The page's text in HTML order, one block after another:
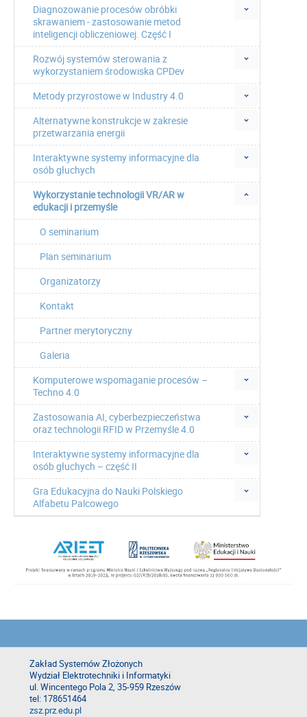
Diagnozowanie procesów obróbki
skrawaniem - zastosowanie metod
inteligencji obliczeniowej. Część I
Rozwój systemów sterowania z
wykorzystaniem środowiska CPDev
Metody przyrostowe w Industry 4.0
Alternatywne konstrukcje w zakresie
przetwarzania energii
Interaktywne systemy informacyjne dla
osób głuchych
Wykorzystanie technologii VR/AR w
edukacji i przemyśle
O seminarium
Plan seminarium
Organizatorzy
Kontakt
Partner merytoryczny
Galeria
Komputerowe wspomaganie procesów –
Techno 4.0
Zastosowania AI, cyberbezpieczeństwa
oraz technologii RFID w Przemyśle 4.0
Interaktywne systemy informacyjne dla
osób głuchych – część II
Gra Edukacyjna do Nauki Polskiego
Alfabetu Palcowego
Zakład Systemów Złożonych
Wydział Elektrotechniki i Informatyki
ul. Wincentego Pola 2, 35-959 Rzeszów
tel: 178651464
zsz.prz.edu.pl